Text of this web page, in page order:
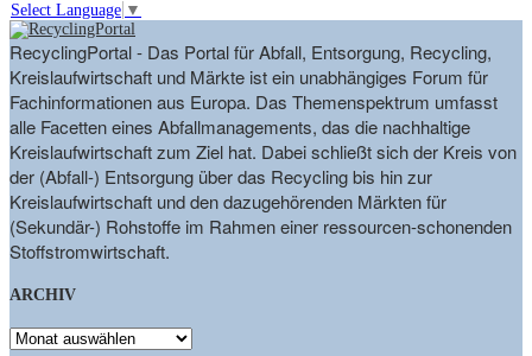
Select Language ▼
RecyclingPortal - Das Portal für Abfall, Entsorgung, Recycling,
Kreislaufwirtschaft und Märkte ist ein unabhängiges Forum für
Fachinformationen aus Europa. Das Themenspektrum umfasst
alle Facetten eines Abfallmanagements, das die nachhaltige
Kreislaufwirtschaft zum Ziel hat. Dabei schließt sich der Kreis von
der (Abfall-) Entsorgung über das Recycling bis hin zur
Kreislaufwirtschaft und den dazugehörenden Märkten für
(Sekundär-) Rohstoffe im Rahmen einer ressourcen-schonenden
Stoffstromwirtschaft.
ARCHIV
ARCHIV